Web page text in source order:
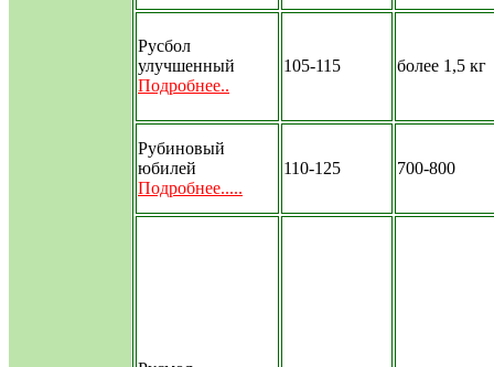
Русбол
улучшенный
Подробнее..
105-115 более 1,5 кг
Рубиновый
юбилей
Подробнее.....
110-125 700-800